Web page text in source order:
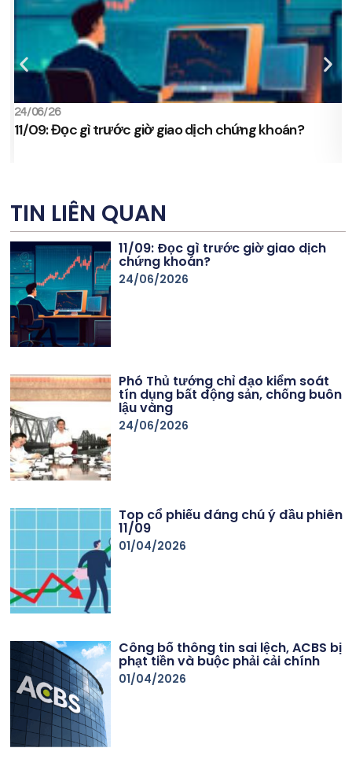
24/06/26
11/09: Đọc gì trước giờ giao dịch chứng khoán?
TIN LIÊN QUAN
11/09: Đọc gì trước giờ giao dịch
chứng khoán?
24/06/2026
Phó Thủ tướng chỉ đạo kiểm soát
tín dụng bất động sản, chống buôn
lậu vàng
24/06/2026
Top cổ phiếu đáng chú ý đầu phiên
11/09
01/04/2026
Công bố thông tin sai lệch, ACBS bị
phạt tiền và buộc phải cải chính
01/04/2026